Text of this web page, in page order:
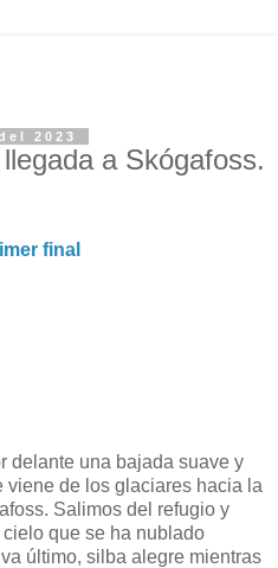
2023
a Skógafoss.
final
delante una bajada suave y
de los glaciares hacia la
Salimos del refugio y
que se ha nublado
último, silba alegre mientras